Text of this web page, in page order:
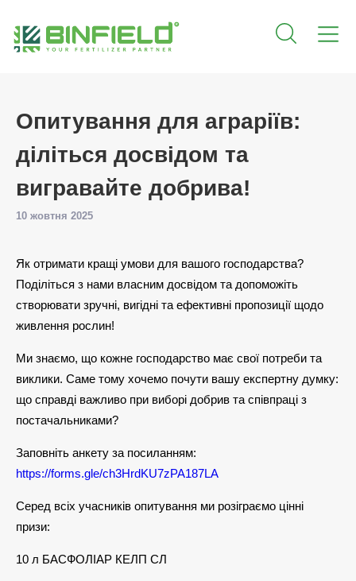
Опитування для аграріїв:
діліться досвідом та
вигравайте добрива!
10 жовтня 2025
Як отримати кращі умови для вашого господарства?
Поділіться з нами власним досвідом та допоможіть
створювати зручні, вигідні та ефективні пропозиції щодо
живлення рослин!
Ми знаємо, що кожне господарство має свої потреби та
виклики. Саме тому хочемо почути вашу експертну думку:
що справді важливо при виборі добрив та співпраці з
постачальниками?
Заповніть анкету за посиланням:
https://forms.gle/ch3HrdKU7zPA187LA
Серед всіх учасників опитування ми розіграємо цінні
призи:
10 л БАСФОЛІАР КЕЛП СЛ